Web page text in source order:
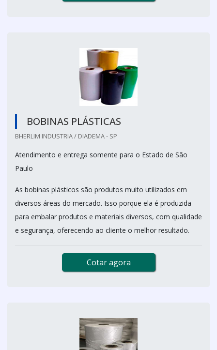
BOBINAS PLÁSTICAS
BHERLIM INDUSTRIA / DIADEMA - SP
Atendimento e entrega somente para o Estado de São
Paulo
As bobinas plásticos são produtos muito utilizados em
diversos áreas do mercado. Isso porque ela é produzida
para embalar produtos e materiais diversos, com qualidade
e segurança, oferecendo ao cliente o melhor resultado.
Cotar agora